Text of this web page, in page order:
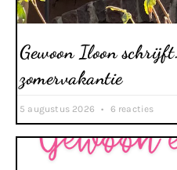
Gewoon Iloon
zomervakantie
5 augustus 2026 6 reacties